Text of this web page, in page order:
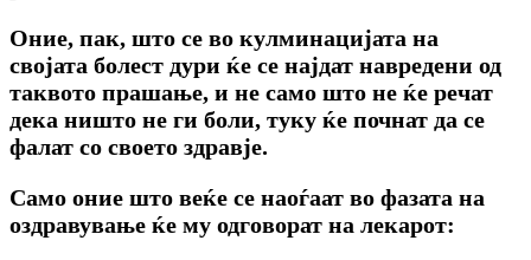
Оние, пак, што ce во кулминацијата на
својата болест дури ќе се најдат навредени од
таквото прашање, и не само што не ќе речат
дека ништо не ги боли, туку ќе почнат да се
фалат co своето здравје.
Само оние што веќе се наоѓаат во фазата на
оздравување ќе му одговорат на лекарот: